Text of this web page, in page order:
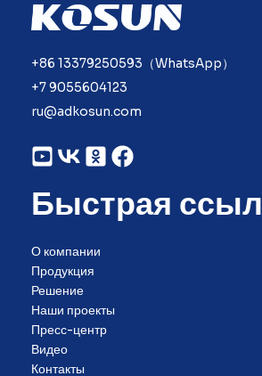
+86 13379250593（WhatsApp）
+7 9055604123
ru@adkosun.com
Быстрая
О компании
Продукция
Решение
Наши проекты
Пресс-центр
Видео
Контакты